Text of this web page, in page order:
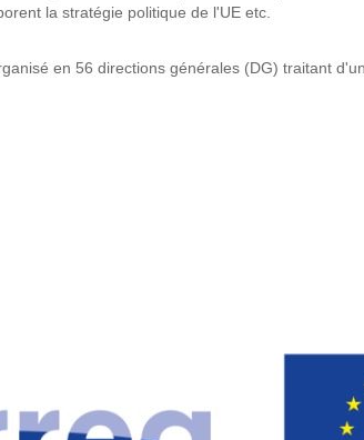
la stratégie politique de l'UE etc.
en 56 directions générales (DG) traitant